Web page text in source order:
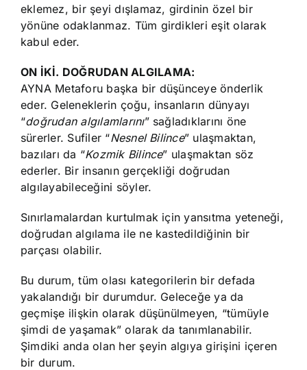
eklemez, bir şeyi dışlamaz, girdinin özel bir
yönüne odaklanmaz. Tüm girdikleri eşit olarak
kabul eder.
ON İKİ. DOĞRUDAN ALGILAMA:
AYNA Metaforu başka bir düşünceye önderlik
eder. Geleneklerin çoğu, insanların dünyayı
“doğrudan algılamlarını” sağladıklarını öne
sürerler. Sufiler “Nesnel Bilince” ulaşmaktan,
bazıları da “Kozmik Bilince” ulaşmaktan söz
ederler. Bir insanın gerçekliği doğrudan
algılayabileceğini söyler.
Sınırlamalardan kurtulmak için yansıtma yeteneği,
doğrudan algılama ile ne kastedildiğinin bir
parçası olabilir.
Bu durum, tüm olası kategorilerin bir defada
yakalandığı bir durumdur. Geleceğe ya da
geçmişe ilişkin olarak düşünülmeyen, “tümüyle
şimdi de yaşamak” olarak da tanımlanabilir.
Şimdiki anda olan her şeyin algıya girişini içeren
bir durum.